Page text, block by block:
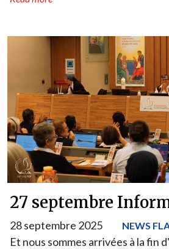
27 septembre
28 septembre 2025 NEWS
Et nous sommes arrivées à la fin